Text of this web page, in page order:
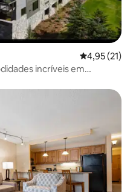
4,95 de uma
4,95 (21)
incríveis em